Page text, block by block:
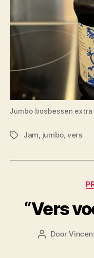
Jumbo bosbessen extra
TagsJam, jumbo, vers
“Vers
Berichtauteur
Door